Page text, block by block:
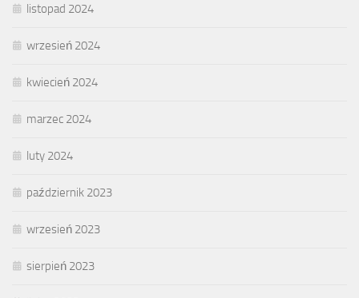
listopad 2024
wrzesień 2024
kwiecień 2024
marzec 2024
luty 2024
październik 2023
wrzesień 2023
sierpień 2023